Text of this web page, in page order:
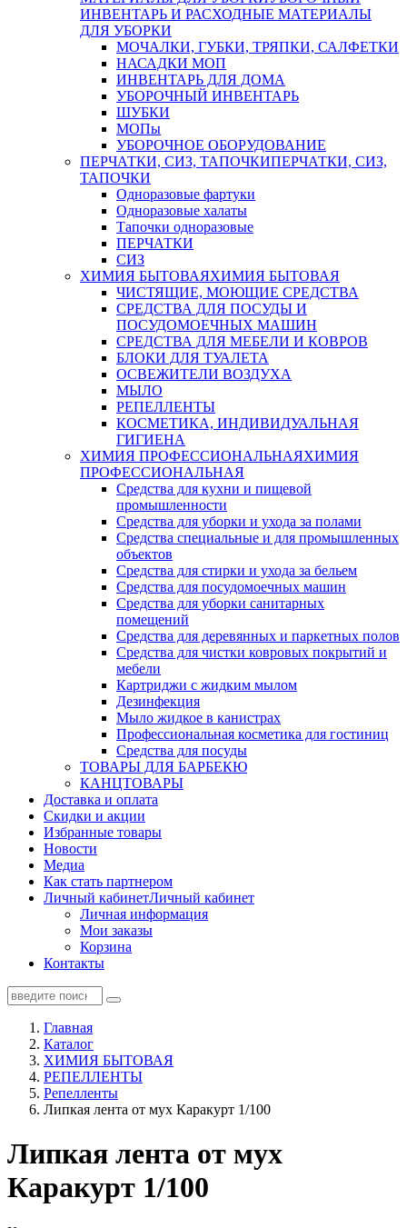
ИНВЕНТАРЬ И РАСХОДНЫЕ МАТЕРИАЛЫ
ДЛЯ УБОРКИ
МОЧАЛКИ, ГУБКИ, ТРЯПКИ, САЛФЕТКИ
НАСАДКИ МОП
ИНВЕНТАРЬ ДЛЯ ДОМА
УБОРОЧНЫЙ ИНВЕНТАРЬ
ШУБКИ
МОПы
УБОРОЧНОЕ ОБОРУДОВАНИЕ
ПЕРЧАТКИ, СИЗ, ТАПОЧКИПЕРЧАТКИ, СИЗ,
ТАПОЧКИ
Одноразовые фартуки
Одноразовые халаты
Тапочки одноразовые
ПЕРЧАТКИ
СИЗ
ХИМИЯ БЫТОВАЯХИМИЯ БЫТОВАЯ
ЧИСТЯЩИЕ, МОЮЩИЕ СРЕДСТВА
СРЕДСТВА ДЛЯ ПОСУДЫ И
ПОСУДОМОЕЧНЫХ МАШИН
СРЕДСТВА ДЛЯ МЕБЕЛИ И КОВРОВ
БЛОКИ ДЛЯ ТУАЛЕТА
ОСВЕЖИТЕЛИ ВОЗДУХА
МЫЛО
РЕПЕЛЛЕНТЫ
КОСМЕТИКА, ИНДИВИДУАЛЬНАЯ
ГИГИЕНА
ХИМИЯ ПРОФЕССИОНАЛЬНАЯХИМИЯ
ПРОФЕССИОНАЛЬНАЯ
Средства для кухни и пищевой
промышленности
Средства для уборки и ухода за полами
Средства специальные и для промышленных
объектов
Средства для стирки и ухода за бельем
Средства для посудомоечных машин
Средства для уборки санитарных
помещений
Средства для деревянных и паркетных полов
Средства для чистки ковровых покрытий и
мебели
Картриджи с жидким мылом
Дезинфекция
Мыло жидкое в канистрах
Профессиональная косметика для гостиниц
Средства для посуды
ТОВАРЫ ДЛЯ БАРБЕКЮ
КАНЦТОВАРЫ
Доставка и оплата
Скидки и акции
Избранные товары
Новости
Медиа
Как стать партнером
Личный кабинетЛичный кабинет
Личная информация
Мои заказы
Корзина
Контакты
Главная
Каталог
ХИМИЯ БЫТОВАЯ
РЕПЕЛЛЕНТЫ
Репелленты
Липкая лента от мух Каракурт 1/100
Липкая лента от мух
Каракурт 1/100